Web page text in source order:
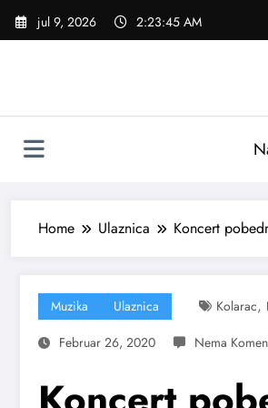
Skoči
jul 9, 2026 2:23:46 AM
Home Ulaznica Koncert
Muzika Ulaznica Kolarac,
Februar 26, 2020